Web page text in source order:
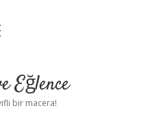
Eğlence
bir macera!